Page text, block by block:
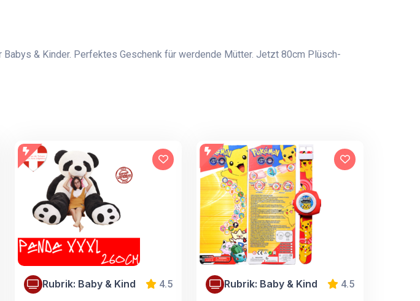
& Kinder. Perfektes Geschenk für werdende Mütter. Jetzt 80cm Plüsch-
Rubrik: Baby & Kind 4.5 Rubrik: Baby & Kind 4.5